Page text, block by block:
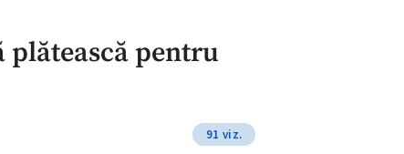
plătească pentru
91 viz.